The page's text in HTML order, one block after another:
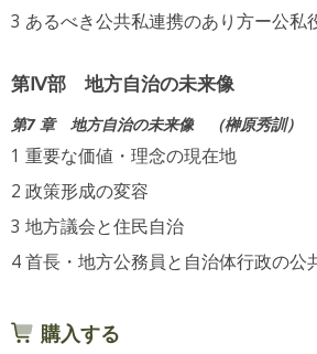
あるべき公共私連携のあり方ー公私
第Ⅳ部 地方自治の未来像
第7 章 地方自治の未来像 榊原秀訓
重要な価値・理念の現在地
政策形成の変容
地方議会と住民自治
首長・地方公務員と自治体行政の公
購入する